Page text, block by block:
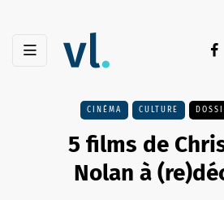
CINÉMA CULTURE
5 films de
Nolan à